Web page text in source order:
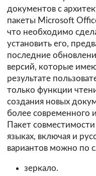
документов с
пакеты Microsoft
что необходимо
установить его,
последние
версий, которые
результате
только функции
создания новых
более современного
Пакет
языках, включая и
вариантов можно по
зеркало.